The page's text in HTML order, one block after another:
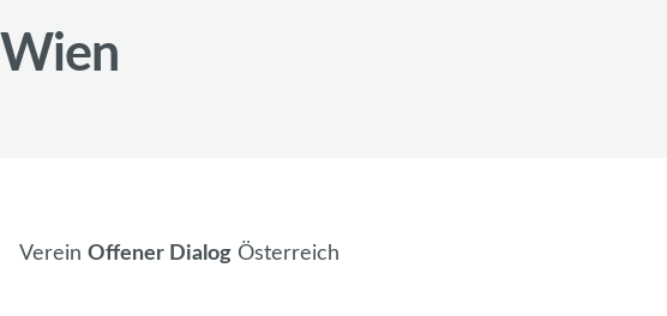
Wien
Verein Offener Dialog Österreich